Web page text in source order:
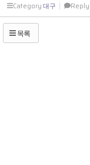
Category대구 Reply
목록